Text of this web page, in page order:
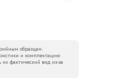
образцам.
и комплектацию
фактический вид из‑за